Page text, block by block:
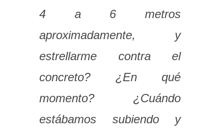
4 a 6 metros
aproximadamente, y
estrellarme contra el
concreto? ¿En qué
momento? ¿Cuándo
estábamos subiendo y